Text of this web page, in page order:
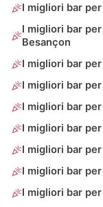
I migliori bar
I migliori bar
Besançon
I migliori bar
I migliori bar
I migliori bar
I migliori bar
I migliori bar
I migliori bar
I migliori bar